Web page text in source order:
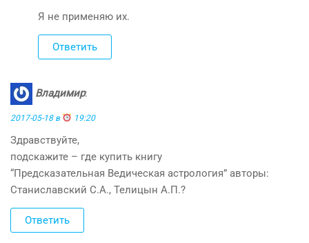
Я не применяю их.
Ответить
Владимир:
2017-05-18 в 19:20
Здравствуйте,
подскажите – где купить книгу
“Предсказательная Ведическая астрология” авторы:
Станиславский С.А., Телицын А.П.?
Ответить